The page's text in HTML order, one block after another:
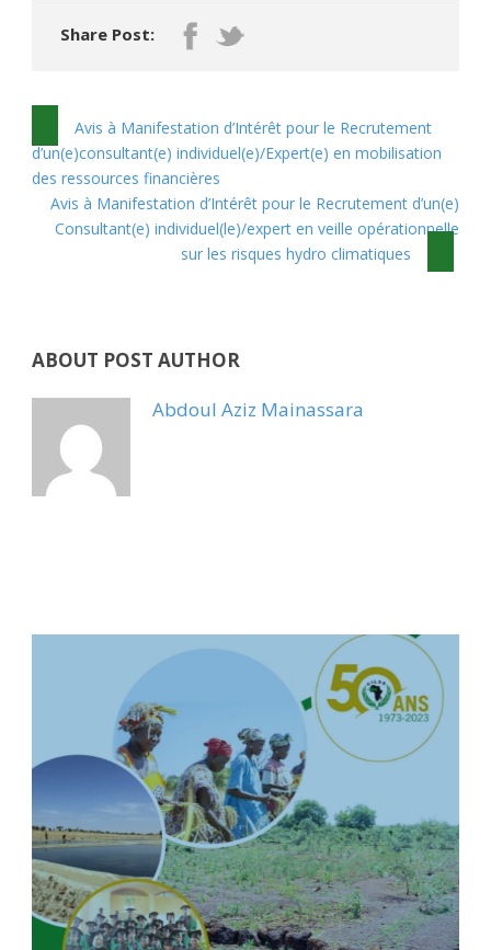
Share Post:
Avis à Manifestation d’Intérêt pour le Recrutement
d’un(e)consultant(e) individuel(e)/Expert(e) en mobilisation
des ressources financières
Avis à Manifestation d’Intérêt pour le Recrutement d’un(e)
Consultant(e) individuel(le)/expert en veille opérationnelle
sur les risques hydro climatiques
ABOUT POST AUTHOR
Abdoul Aziz Mainassara